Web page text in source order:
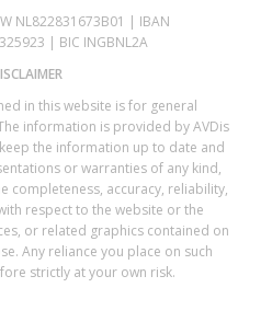
NL822831673B01 | IBAN
| BIC INGBNL2A
in this website is for general
information is provided by AVDis
the information up to date and
or warranties of any kind,
completeness, accuracy, reliability,
respect to the website or the
or related graphics contained on
Any reliance you place on such
strictly at your own risk.